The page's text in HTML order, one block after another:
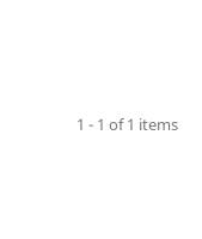
1 - 1 of 1 items